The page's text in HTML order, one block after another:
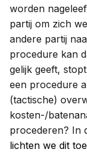
worden
partij om zich
andere partij
procedure kan
gelijk geeft,
een procedure
(tactische)
kosten-/
procederen? In
lichten we dit